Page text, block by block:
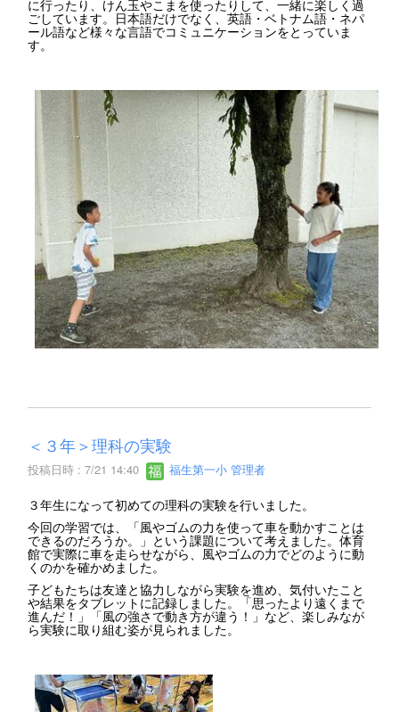
に行ったり、けん玉やこまを使ったりして、一緒に楽しく過
ごしています。日本語だけでなく、英語・ベトナム語・ネパ
ール語など様々な言語でコミュニケーションをとっていま
す。
＜３年＞理科の実験
投稿日時 : 7/21 14:40 福生第一小 管理者
３年生になって初めての理科の実験を行いました。
今回の学習では、「風やゴムの力を使って車を動かすことは
できるのだろうか。」という課題について考えました。体育
館で実際に車を走らせながら、風やゴムの力でどのように動
くのかを確かめました。
子どもたちは友達と協力しながら実験を進め、気付いたこと
や結果をタブレットに記録しました。「思ったより遠くまで
進んだ！」「風の強さで動き方が違う！」など、楽しみなが
ら実験に取り組む姿が見られました。